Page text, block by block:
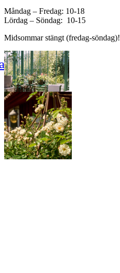
Måndag – Fredag: 10-18
Lördag – Söndag: 10-15
Midsommar stängt (fredag-söndag)!
Instagram